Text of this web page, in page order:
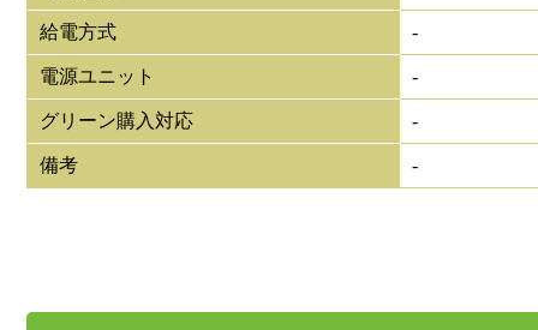
給電方式 -
電源ユニット -
グリーン購入対応 -
備考 -